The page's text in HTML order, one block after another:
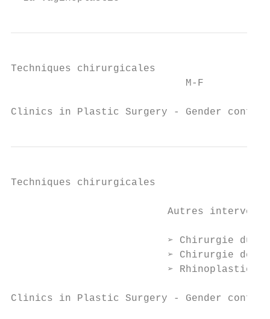
Techniques chirurgicales
                             M-F
Clinics in Plastic Surgery - Gender
Techniques chirurgicales
Autres
➢ Chirurgie du
➢ Chirurgie de
                          ➢ Rhinoplastie
Clinics in Plastic Surgery - Gender